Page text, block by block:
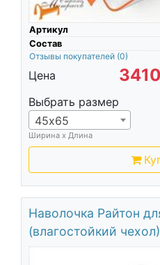
Артикул
Состав
Отзывы покупателей (0)
Цена 3410
Выбрать размер
45х65
Ширина х Длина
Наволочка Райтон
(влагостойкий